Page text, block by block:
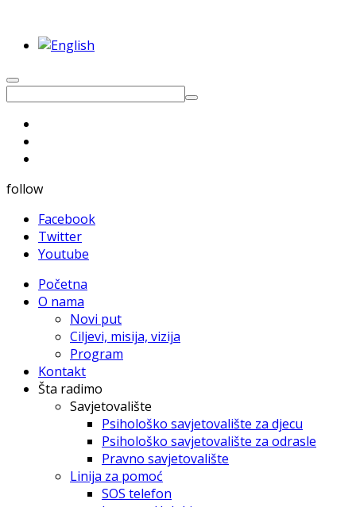
follow
Facebook
Twitter
Youtube
Početna
O nama
Novi put
Ciljevi, misija, vizija
Program
Kontakt
Šta radimo
Savjetovalište
Psihološko savjetovalište za djecu
Psihološko savjetovalište za odrasle
Pravno savjetovalište
Linija za pomoć
SOS telefon